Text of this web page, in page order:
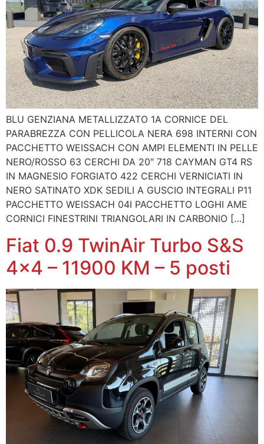
BLU GENZIANA METALLIZZATO 1A CORNICE DEL
PARABREZZA CON PELLICOLA NERA 698 INTERNI CON
PACCHETTO WEISSACH CON AMPI ELEMENTI IN PELLE
NERO/ROSSO 63 CERCHI DA 20″ 718 CAYMAN GT4 RS
IN MAGNESIO FORGIATO 422 CERCHI VERNICIATI IN
NERO SATINATO XDK SEDILI A GUSCIO INTEGRALI P11
PACCHETTO WEISSACH 04I PACCHETTO LOGHI AME
CORNICI FINESTRINI TRIANGOLARI IN CARBONIO […]
Fiat 0.9 TwinAir Turbo S&S
4×4 – 11900 KM – 5 posti